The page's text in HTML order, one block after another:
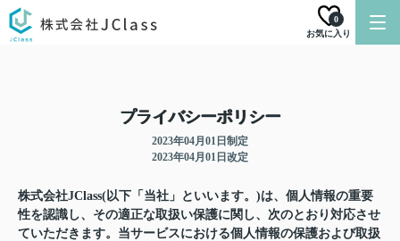
お気に入り
0
プライバシーポリシー
2023年04月01日制定
2023年04月01日改定
株式会社JClass(以下「当社」といいます。)は、個人情報の重要
性を認識し、その適正な取扱い保護に関し、次のとおり対応させ
ていただきます。当サービスにおける個人情報の保護および取扱